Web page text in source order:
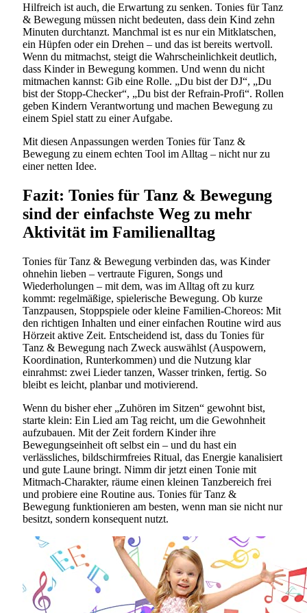
Hilfreich ist auch, die Erwartung zu senken. Tonies für Tanz
& Bewegung müssen nicht bedeuten, dass dein Kind zehn
Minuten durchtanzt. Manchmal ist es nur ein Mitklatschen,
ein Hüpfen oder ein Drehen – und das ist bereits wertvoll.
Wenn du mitmachst, steigt die Wahrscheinlichkeit deutlich,
dass Kinder in Bewegung kommen. Und wenn du nicht
mitmachen kannst: Gib eine Rolle. „Du bist der DJ“, „Du
bist der Stopp-Checker“, „Du bist der Refrain-Profi“. Rollen
geben Kindern Verantwortung und machen Bewegung zu
einem Spiel statt zu einer Aufgabe.
Mit diesen Anpassungen werden Tonies für Tanz &
Bewegung zu einem echten Tool im Alltag – nicht nur zu
einer netten Idee.
Fazit: Tonies für Tanz & Bewegung
sind der einfachste Weg zu mehr
Aktivität im Familienalltag
Tonies für Tanz & Bewegung verbinden das, was Kinder
ohnehin lieben – vertraute Figuren, Songs und
Wiederholungen – mit dem, was im Alltag oft zu kurz
kommt: regelmäßige, spielerische Bewegung. Ob kurze
Tanzpausen, Stoppspiele oder kleine Familien-Choreos: Mit
den richtigen Inhalten und einer einfachen Routine wird aus
Hörzeit aktive Zeit. Entscheidend ist, dass du Tonies für
Tanz & Bewegung nach Zweck auswählst (Auspowern,
Koordination, Runterkommen) und die Nutzung klar
einrahmst: zwei Lieder tanzen, Wasser trinken, fertig. So
bleibt es leicht, planbar und motivierend.
Wenn du bisher eher „Zuhören im Sitzen“ gewohnt bist,
starte klein: Ein Lied am Tag reicht, um die Gewohnheit
aufzubauen. Mit der Zeit fordern Kinder ihre
Bewegungseinheit oft selbst ein – und du hast ein
verlässliches, bildschirmfreies Ritual, das Energie kanalisiert
und gute Laune bringt. Nimm dir jetzt einen Tonie mit
Mitmach-Charakter, räume einen kleinen Tanzbereich frei
und probiere eine Routine aus. Tonies für Tanz &
Bewegung funktionieren am besten, wenn man sie nicht nur
besitzt, sondern konsequent nutzt.